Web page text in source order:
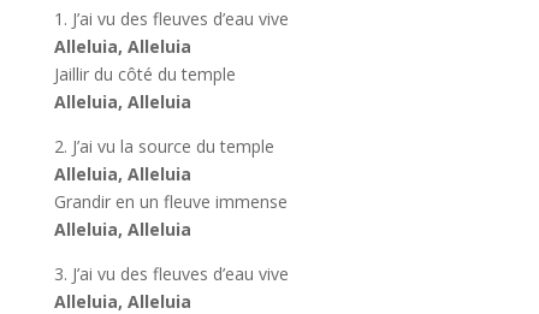
1. J’ai vu des fleuves d’eau vive
Alleluia, Alleluia
Jaillir du côté du temple
Alleluia, Alleluia
2. J’ai vu la source du temple
Alleluia, Alleluia
Grandir en un fleuve immense
Alleluia, Alleluia
3. J’ai vu des fleuves d’eau vive
Alleluia, Alleluia